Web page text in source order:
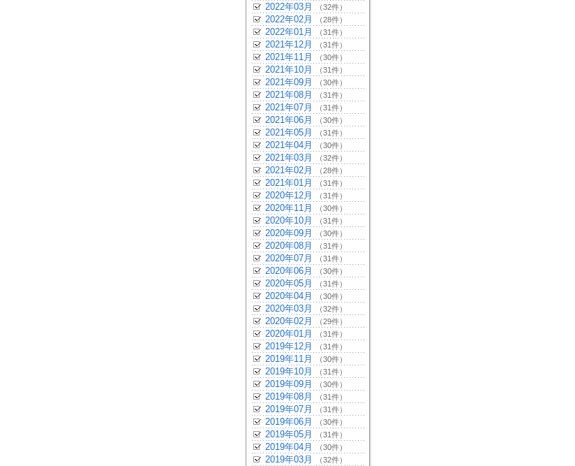
2022年03月 （32件）
2022年02月 （28件）
2022年01月 （31件）
2021年12月 （31件）
2021年11月 （30件）
2021年10月 （31件）
2021年09月 （30件）
2021年08月 （31件）
2021年07月 （31件）
2021年06月 （30件）
2021年05月 （31件）
2021年04月 （30件）
2021年03月 （32件）
2021年02月 （28件）
2021年01月 （31件）
2020年12月 （31件）
2020年11月 （30件）
2020年10月 （31件）
2020年09月 （30件）
2020年08月 （31件）
2020年07月 （31件）
2020年06月 （30件）
2020年05月 （31件）
2020年04月 （30件）
2020年03月 （32件）
2020年02月 （29件）
2020年01月 （31件）
2019年12月 （31件）
2019年11月 （30件）
2019年10月 （31件）
2019年09月 （30件）
2019年08月 （31件）
2019年07月 （31件）
2019年06月 （30件）
2019年05月 （31件）
2019年04月 （30件）
2019年03月 （32件）